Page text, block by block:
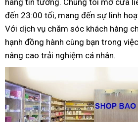
hàng tin tưởng. Chúng tôi mở cửa
đến 23:00 tối, mang đến sự linh
Với dịch vụ chăm sóc khách hàng
hạnh đồng hành cùng bạn trong
nâng cao trải nghiệm cá nhân.